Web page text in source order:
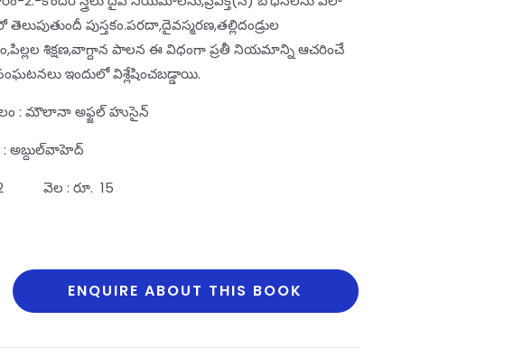
పుస్తకం.పరదా,దైవస్మరణ,తల్లిదండ్రుల
శిక్షణ,వాగ్దాన పాలన ఈ విధంగా ప్రతీ నియమాన్ని ఆచరించే
ఇందులో విశ్లేషించబడ్డాయి.
: మౌలానా అఫ్జల్‌ హుసైన్‌
అబ్దుల్‌వాహెద్‌
వెల : రూ. 15
ENQUIRE ABOUT THIS BOOK